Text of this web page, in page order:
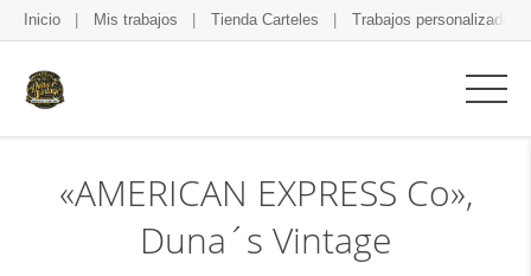
Inicio Mis trabajos Tienda Carteles Trabajos personalizados
«AMERICAN EXPRESS Co»,
Duna´s Vintage